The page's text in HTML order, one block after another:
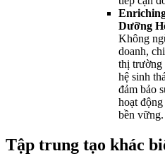
Dưỡng
Không
doanh,
thị trường
hệ sinh
đảm bảo
hoạt
bền vững.
Tập trung tạo khác